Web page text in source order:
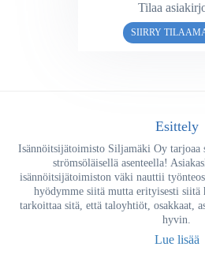
Tilaa
SIIRRY
Esittely
Isännöitsijätoimisto Siljamäki Oy tarjoaa
strömsöläisellä asenteella!
isännöitsijätoimiston väki nauttii
hyödymme siitä mutta erityisesti siitä
tarkoittaa sitä, että taloyhtiöt, osakkaat,
hyvin.
Lue lisää